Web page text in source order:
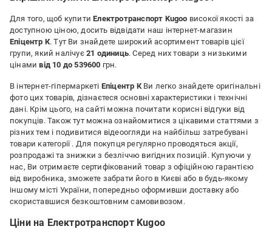
Для того, щоб купитиЕлектротранспорт Kugoo високої якості за
доступною ціною, досить відвідати наш інтернет-магазин
Епіцентр К. Тут Ви знайдете широкий асортимент товарів цієї
групи, який налічує 21 одиниць. Серед них товари з низькими
цінамивід 10 до 539600 грн.
В інтернет-гіпермаркеті Епіцентр КВи легко знайдете оригінальні
фото цих товарів, дізнаєтеся основні характеристики і технічні
дані. Крім цього, на сайті можна почитати корисні відгуки від
покупців. Також тут можна ознайомитися з цікавими статтями з
різних тем і подивитися відеоогляди на найбільш затребувані
товари категорії . Для покупця регулярно проводяться акції,
розпродажі та знижки з безліччю вигідних позицій. Купуючи у
нас, Ви отримаєте сертифікований товар з офіційною гарантією
від виробника, зможете забрати його в Києві або в будь-якому
іншому місті України, попередньо оформивши доставку або
скориставшися безкоштовним самовивозом.
Ціни на Електротранспорт Kugoo